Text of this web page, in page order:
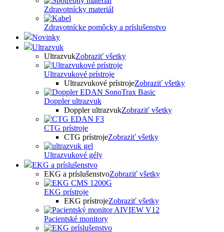
Zdravotnícky materiál
Zdravotnícke pomôcky a príslušenstvo
Novinky
Ultrazvuk
UltrazvukZobraziť všetky
Ultrazvukové prístroje
Ultrazvukové prístrojeZobraziť všetky
Doppler ultrazvuk
Doppler ultrazvukZobraziť všetky
CTG prístroje
CTG prístrojeZobraziť všetky
Ultrazvukové gély
EKG a príslušenstvo
EKG a príslušenstvoZobraziť všetky
EKG prístroje
EKG prístrojeZobraziť všetky
Pacientské monitory